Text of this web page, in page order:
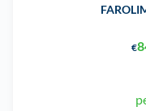
€